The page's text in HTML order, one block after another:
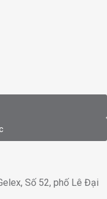
Số 52, phố Lê Đại